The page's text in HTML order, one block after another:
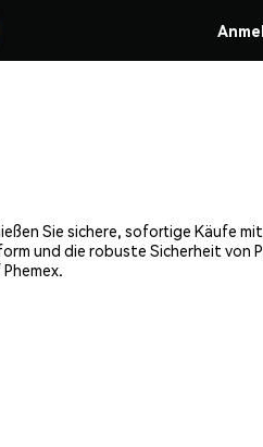
Sie sichere, sofortige Käufe
und die robuste Sicherheit von